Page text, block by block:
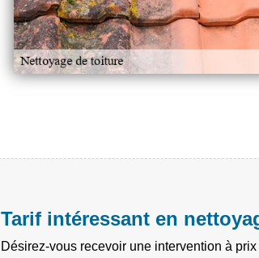
Tarif intéressant en
Désirez-vous recevoir une intervention à